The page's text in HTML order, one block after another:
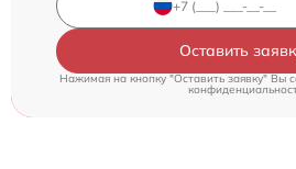
Оставить
Нажимая на кнопку "Оставить заявку" Вы